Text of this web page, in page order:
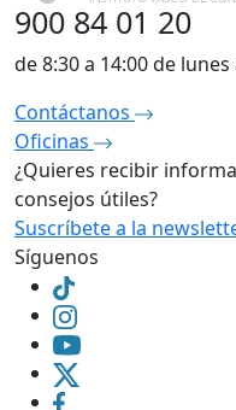
900 84 01 20
de 8:30 a 14:00 de
Contáctanos
Oficinas
¿Quieres recibir
consejos útiles?
Suscríbete a la
Síguenos